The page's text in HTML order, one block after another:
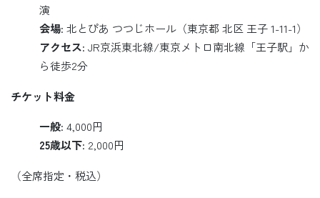
演
会場: 北とぴあ つつじホール（東京都 北区 王子 1-11-1）
アクセス: JR京浜東北線/東京メトロ南北線「王子駅」か
ら徒歩2分
チケット料金
一般: 4,000円
25歳以下: 2,000円
（全席指定・税込）